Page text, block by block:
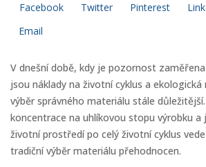
Facebook Twitter Pinterest
Email
V dnešní době, kdy je pozornost
jsou náklady na životní cyklus a
výběr správného materiálu stále
koncentrace na uhlíkovou stopu výrobku a
životní prostředí po celý životní cyklus
tradiční výběr materiálu přehodnocen.